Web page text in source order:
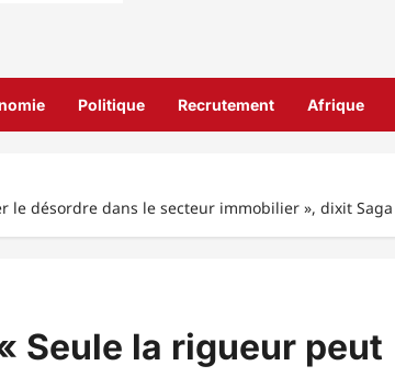
Politique Recrutement Afrique
désordre dans le secteur immobilier », dixit Saga
Seule la rigueur peut